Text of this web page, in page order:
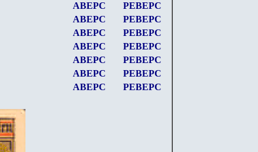
АВЕРС
РЕВЕРС
АВЕРС
РЕВЕРС
АВЕРС
РЕВЕРС
АВЕРС
РЕВЕРС
АВЕРС
РЕВЕРС
АВЕРС
РЕВЕРС
АВЕРС РЕВЕРС